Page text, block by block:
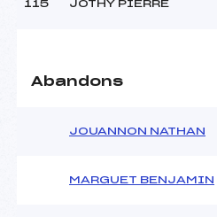
115 JOTHY PIERRE
Abandons
JOUANNON NATHAN
MARGUET BENJAMIN